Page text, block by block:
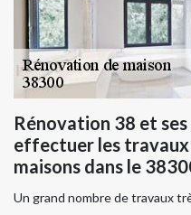
Rénovation 38 et
effectuer les
maisons dans le
Un grand nombre de travaux